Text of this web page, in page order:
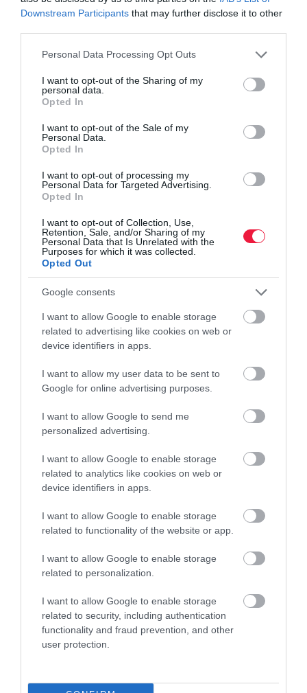
Downstream Participants that may further disclose it to other
Please note that this website/app uses one or more Google
not limited to your visit or usage behaviour. You may click to
grant or deny consent to Google and its third-party tags to
use your data for below specified purposes in below Google
consent section.
Personal Data Processing Opt Outs
I want to opt-out of the Sharing of my
personal data.
Opted In
I want to opt-out of the Sale of my
Personal Data.
Opted In
I want to opt-out of processing my
Personal Data for Targeted Advertising.
Opted In
I want to opt-out of Collection, Use,
Retention, Sale, and/or Sharing of my
Personal Data that Is Unrelated with the
Purposes for which it was collected.
Opted Out
Google consents
I want to allow Google to enable storage
related to advertising like cookies on web or
device identifiers in apps.
I want to allow my user data to be sent to
Google for online advertising purposes.
I want to allow Google to send me
personalized advertising.
I want to allow Google to enable storage
related to analytics like cookies on web or
device identifiers in apps.
I want to allow Google to enable storage
related to functionality of the website or app.
I want to allow Google to enable storage
related to personalization.
I want to allow Google to enable storage
related to security, including authentication
functionality and fraud prevention, and other
user protection.
Olvasd el ezt is!
A vízszint csökkent, az új lakások ára nőtt a
Balatonnál
beéri a Balatont
Nyaralás hitelből: felelős pénzügyi döntés vagy a
5 legendás, megfizethető használt autó